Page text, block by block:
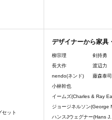
セット
デザイナーから家具
柳宗理 剣持勇
長大作
渡辺力
nendo(ネンド)
藤森泰司
小林幹也
イームズ(Charles & Ray
ジョージネルソン(George
ハンスJウェグナー(Hans